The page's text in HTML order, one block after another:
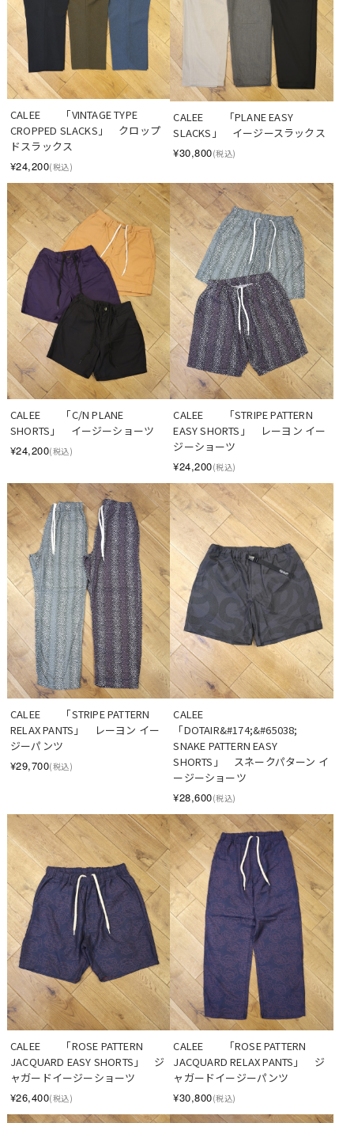
CALEE　　「VINTAGE TYPE
CROPPED SLACKS」　クロップ
ドスラックス
¥24,200(税込)
CALEE　　「PLANE EASY
SLACKS」　イージースラックス
¥30,800(税込)
CALEE　　「C/N PLANE
SHORTS」　イージーショーツ
¥24,200(税込)
CALEE　　「STRIPE PATTERN
EASY SHORTS」　レーヨン イー
ジーショーツ
¥24,200(税込)
CALEE　　「STRIPE PATTERN
RELAX PANTS」　レーヨン イー
ジーパンツ
¥29,700(税込)
CALEE
「DOTAIR&#174;&#65038;
SNAKE PATTERN EASY
SHORTS」　スネークパターン イ
ージーショーツ
¥28,600(税込)
CALEE　　「ROSE PATTERN
JACQUARD EASY SHORTS」　ジ
ャガードイージーショーツ
¥26,400(税込)
CALEE　　「ROSE PATTERN
JACQUARD RELAX PANTS」　ジ
ャガードイージーパンツ
¥30,800(税込)